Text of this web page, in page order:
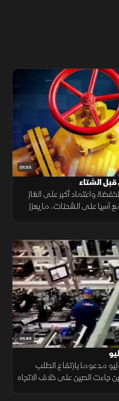
01:55
قبل الشتاء
واعتماد أكبر على الغاز
على الشحنات، ما يعزز
01:49
مدعوما بارتفاع الطلب
جاءت الصين على خلاف الاتجاه